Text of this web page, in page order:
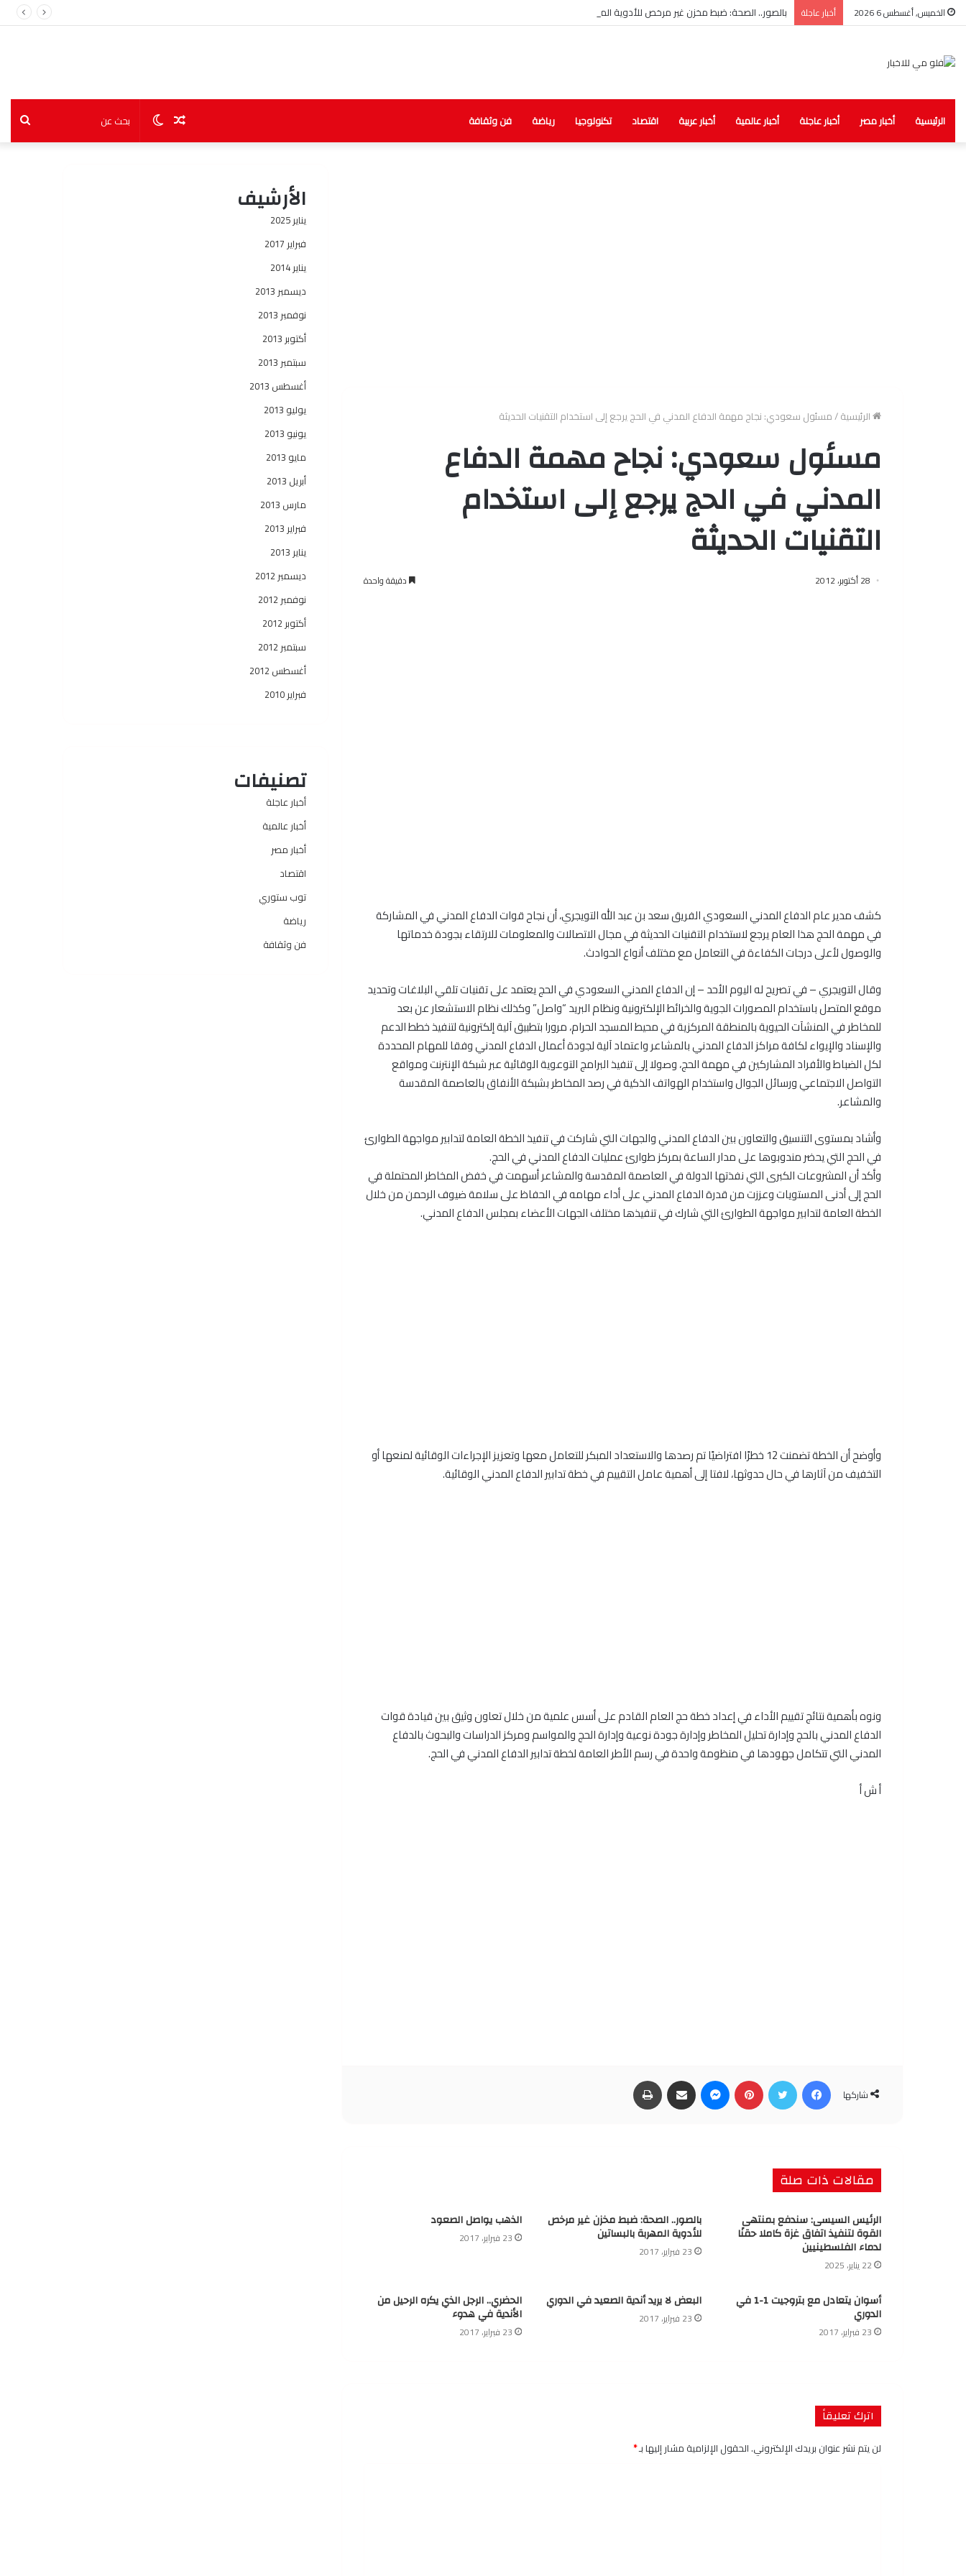
الخميس, أغسطس 6 2026 أخبار عاجلة بالصور.. الصحة: ضبط مخزن غير مرخص للأدوية المهربة بالبساتين
الرئيسية أخبار مصر أخبار عاجلة أخبار عالمية أخبار عربية اقتصاد تكنولوجيا رياضة فن وثقافة بحث
الوضعمقال
الرئيسية/مسئول سعودي: نجاح مهمة الدفاع المدني في الحج يرجع إلى استخدام التقنيات الحديثة
مسئول سعودي: نجاح مهمة الدفاع
المدني في الحج يرجع إلى استخدام
التقنيات الحديثة
28 أكتوبر، 2012 دقيقة واحدة
كشف مدير عام الدفاع المدني السعودي الفريق سعد بن عبد الله التويجري، أن نجاح قوات الدفاع المدني في المشاركة
في مهمة الحج هذا العام يرجع لاستخدام التقنيات الحديثة في مجال الاتصالات والمعلومات للارتقاء بجودة خدماتها
والوصول لأعلى درجات الكفاءة في التعامل مع مختلف أنواع الحوادث.
وقال التويجري – في تصريح له اليوم الأحد – إن الدفاع المدني السعودي في الحج يعتمد على تقنيات تلقي البلاغات وتحديد
موقع المتصل باستخدام المصورات الجوية والخرائط الإلكترونية ونظام البريد “واصل” وكذلك نظام الاستشعار عن بعد
للمخاطر في المنشآت الحيوية بالمنطقة المركزية في محيط المسجد الحرام، مرورا بتطبيق آلية إلكترونية لتنفيذ خطط الدعم
والإسناد والإيواء لكافة مراكز الدفاع المدني بالمشاعر واعتماد آلية لجودة أعمال الدفاع المدني وفقا للمهام المحددة
لكل الضباط والأفراد المشاركين في مهمة الحج، وصولا إلى تنفيذ البرامج التوعوية الوقائية عبر شبكة الإنترنت ومواقع
التواصل الاجتماعي ورسائل الجوال واستخدام الهواتف الذكية في رصد المخاطر بشبكة الأنفاق بالعاصمة المقدسة
والمشاعر.
وأشاد بمستوى التنسيق والتعاون بين الدفاع المدني والجهات التي شاركت في تنفيذ الخطة العامة لتدابير مواجهة الطوارئ
في الحج التي يحضر مندوبوها على مدار الساعة بمركز طوارئ عمليات الدفاع المدني في الحج.
وأكد أن المشروعات الكبرى التي نفذتها الدولة في العاصمة المقدسة والمشاعر أسهمت في خفض المخاطر المحتملة في
الحج إلى أدنى المستويات وعززت من قدرة الدفاع المدني على أداء مهامه في الحفاظ على سلامة ضيوف الرحمن من خلال
الخطة العامة لتدابير مواجهة الطوارئ التي شارك في تنفيذها مختلف الجهات الأعضاء بمجلس الدفاع المدني.
وأوضح أن الخطة تضمنت 12 خطرًا افتراضيًا تم رصدها والاستعداد المبكر للتعامل معها وتعزيز الإجراءات الوقائية لمنعها أو
التخفيف من آثارها في حال حدوثها، لافتا إلى أهمية عامل التقييم في خطة تدابير الدفاع المدني الوقائية.
ونوه بأهمية نتائج تقييم الأداء في إعداد خطة حج العام القادم على أسس علمية من خلال تعاون وثيق بين قيادة قوات
الدفاع المدني بالحج وإدارة تحليل المخاطر وإدارة جودة نوعية وإدارة الحج والمواسم ومركز الدراسات والبحوث بالدفاع
المدني التي تتكامل جهودها في منظومة واحدة في رسم الأطر العامة لخطة تدابير الدفاع المدني في الحج.
أ ش أ
شاركها
فيسبوك تويتر بينتيريست ماسنجر مشاركة عبر البريد
مقالات ذات صلة
الرئيس السيسى: سندفع بمنتهى
القوة لتنفيذ اتفاق غزة كاملا حقنًا
لدماء الفلسطينيين
22 يناير، 2025
بالصور.. الصحة: ضبط مخزن غير مرخص
للأدوية المهربة بالبساتين
23 فبراير، 2017
الذهب يواصل الصعود
23 فبراير، 2017
أسوان يتعادل مع بتروجيت 1-1 في
الدوري
23 فبراير، 2017
البعض لا يريد أندية الصعيد في الدوري
23 فبراير، 2017
الحضري.. الرجل الذي يكره الرحيل من
الأندية في هدوء
23 فبراير، 2017
اترك تعليقاً
لن يتم نشر عنوان بريدك الإلكتروني.الحقول الإلزامية مشار إليها بـ*
الأرشيف
يناير 2025
فبراير 2017
يناير 2014
ديسمبر 2013
نوفمبر 2013
أكتوبر 2013
سبتمبر 2013
أغسطس 2013
يوليو 2013
يونيو 2013
مايو 2013
أبريل 2013
مارس 2013
فبراير 2013
يناير 2013
ديسمبر 2012
نوفمبر 2012
أكتوبر 2012
سبتمبر 2012
أغسطس 2012
فبراير 2010
تصنيفات
أخبار عاجلة
أخبار عالمية
أخبار مصر
اقتصاد
توب ستوري
رياضة
فن وثقافة